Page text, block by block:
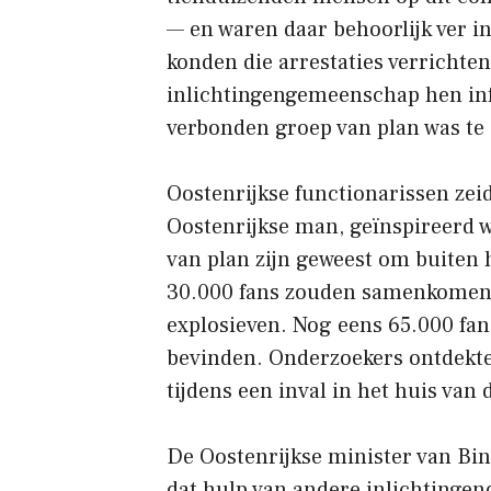
— en waren daar behoorlijk ver
konden die arrestaties
inlichtingengemeenschap hen
verbonden groep van plan was te
Oostenrijkse functionarissen
Oostenrijkse man, geïnspireerd
van plan zijn geweest om
30.000 fans zouden
explosieven. Nog eens 65.000
bevinden. Onderzoekers
tijdens een inval in het huis van
De Oostenrijkse minister van